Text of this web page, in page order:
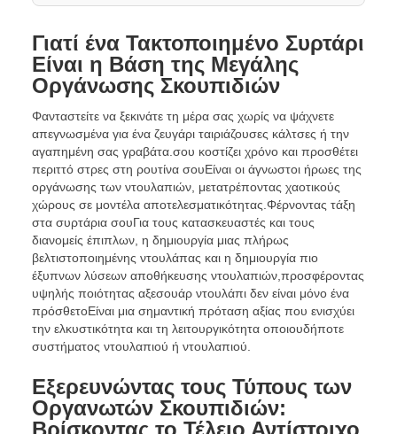
Γιατί ένα Τακτοποιημένο Συρτάρι
Είναι η Βάση της Μεγάλης
Οργάνωσης Σκουπιδιών
Φανταστείτε να ξεκινάτε τη μέρα σας χωρίς να ψάχνετε
απεγνωσμένα για ένα ζευγάρι ταιριάζουσες κάλτσες ή την
αγαπημένη σας γραβάτα.σου κοστίζει χρόνο και προσθέτει
περιττό στρες στη ρουτίνα σουΕίναι οι άγνωστοι ήρωες της
οργάνωσης των ντουλαπιών, μετατρέποντας χαοτικούς
χώρους σε μοντέλα αποτελεσματικότητας.Φέρνοντας τάξη
στα συρτάρια σουΓια τους κατασκευαστές και τους
διανομείς έπιπλων, η δημιουργία μιας πλήρως
βελτιστοποιημένης ντουλάπας και η δημιουργία πιο
έξυπνων λύσεων αποθήκευσης ντουλαπιών,προσφέροντας
υψηλής ποιότητας αξεσουάρ ντουλάπι δεν είναι μόνο ένα
πρόσθετοΕίναι μια σημαντική πρόταση αξίας που ενισχύει
την ελκυστικότητα και τη λειτουργικότητα οποιουδήποτε
συστήματος ντουλαπιού ή ντουλαπιού.
Εξερευνώντας τους Τύπους των
Οργανωτών Σκουπιδιών:
Βρίσκοντας το Τέλειο Αντίστοιχο